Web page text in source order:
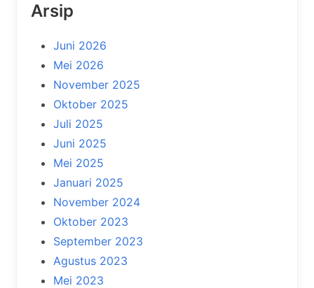
Arsip
Juni 2026
Mei 2026
November 2025
Oktober 2025
Juli 2025
Juni 2025
Mei 2025
Januari 2025
November 2024
Oktober 2023
September 2023
Agustus 2023
Mei 2023